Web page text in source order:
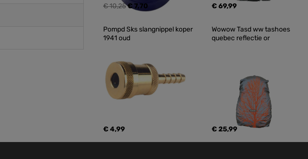
€ 10,25€ 7,70 € 69,99
Pompd Sks slangnippel koper
1941 oud
€ 4,99
Wowow Tasd ww tashoes
quebec reflectie or
€ 25,99